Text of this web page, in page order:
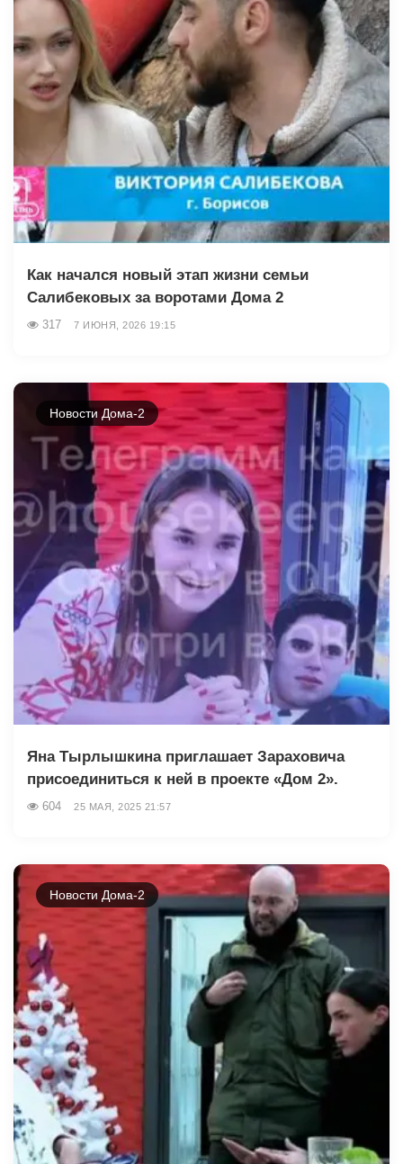
Как начался новый этап жизни семьи
Салибековых за воротами Дома 2
317 7 ИЮНЯ, 2026 19:15
Новости Дома-2
Яна Тырлышкина приглашает Зараховича
присоединиться к ней в проекте «Дом 2».
604 25 МАЯ, 2025 21:57
Новости Дома-2